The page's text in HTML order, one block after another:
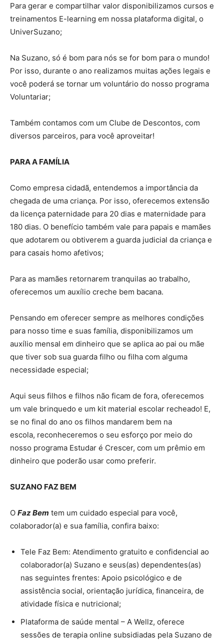
Para gerar e compartilhar valor disponibilizamos cursos e
treinamentos E-learning em nossa plataforma digital, o
UniverSuzano;
Na Suzano, só é bom para nós se for bom para o mundo!
Por isso, durante o ano realizamos muitas ações legais e
você poderá se tornar um voluntário do nosso programa
Voluntariar;
Também contamos com um Clube de Descontos, com
diversos parceiros, para você aproveitar!
PARA A FAMÍLIA
Como empresa cidadã, entendemos a importância da
chegada de uma criança. Por isso, oferecemos extensão
da licença paternidade para 20 dias e maternidade para
180 dias. O benefício também vale para papais e mamães
que adotarem ou obtiverem a guarda judicial da criança e
para casais homo afetivos;
Para as mamães retornarem tranquilas ao trabalho,
oferecemos um auxílio creche bem bacana.
Pensando em oferecer sempre as melhores condições
para nosso time e suas família, disponibilizamos um
auxílio mensal em dinheiro que se aplica ao pai ou mãe
que tiver sob sua guarda filho ou filha com alguma
necessidade especial;
Aqui seus filhos e filhos não ficam de fora, oferecemos
um vale brinquedo e um kit material escolar recheado! E,
se no final do ano os filhos mandarem bem na
escola, reconheceremos o seu esforço por meio do
nosso programa Estudar é Crescer, com um prêmio em
dinheiro que poderão usar como preferir.
SUZANO FAZ BEM
O Faz Bem tem um cuidado especial para você,
colaborador(a) e sua família, confira baixo:
Tele Faz Bem: Atendimento gratuito e confidencial ao
colaborador(a) Suzano e seus(as) dependentes(as)
nas seguintes frentes: Apoio psicológico e de
assistência social, orientação jurídica, financeira, de
atividade física e nutricional;
Plataforma de saúde mental – A Wellz, oferece
sessões de terapia online subsidiadas pela Suzano de